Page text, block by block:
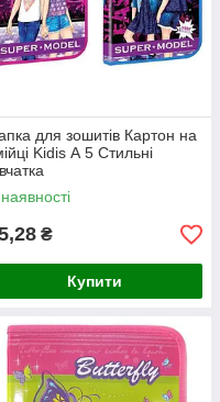
для зошитів Картон на
Kidis А 5 Стильні
₴
Купити